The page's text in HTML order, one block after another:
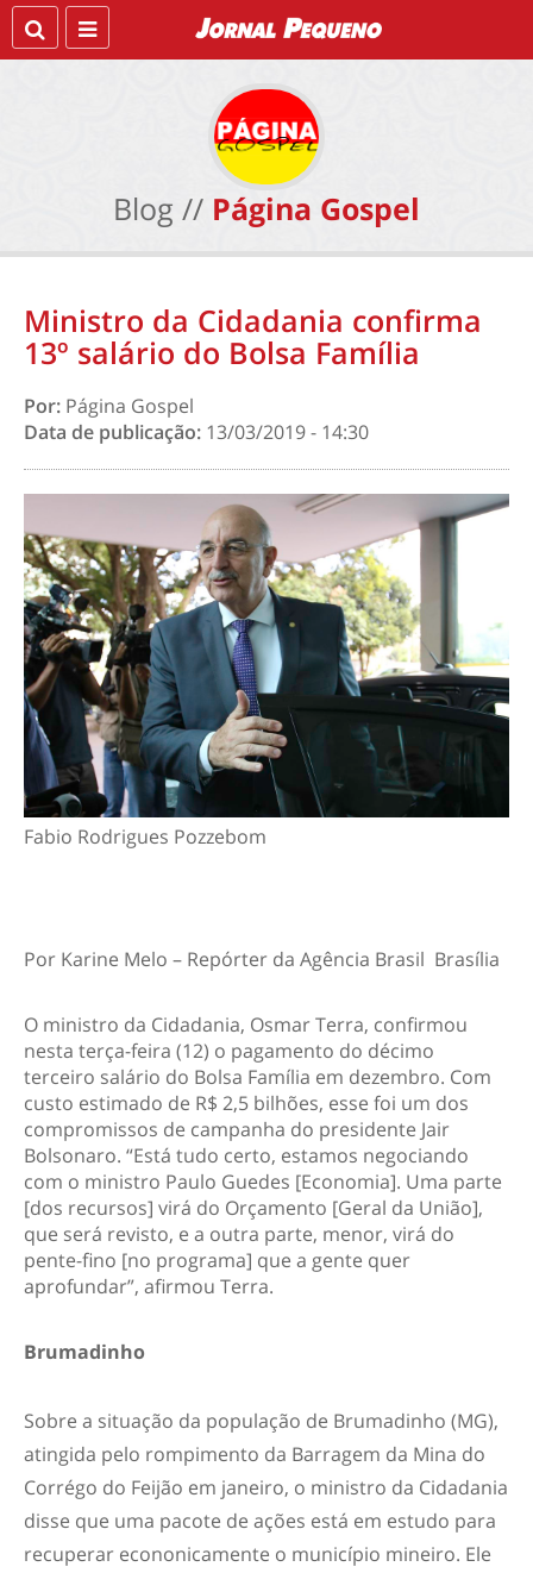
Blog // Página Gospel
Ministro da Cidadania confirma
13º salário do Bolsa Família
Por: Página Gospel
Data de publicação: 13/03/2019 - 14:30
Fabio Rodrigues Pozzebom
Por Karine Melo – Repórter da Agência Brasil Brasília
O ministro da Cidadania, Osmar Terra, confirmou
nesta terça-feira (12) o pagamento do décimo
terceiro salário do Bolsa Família em dezembro. Com
custo estimado de R$ 2,5 bilhões, esse foi um dos
compromissos de campanha do presidente Jair
Bolsonaro. “Está tudo certo, estamos negociando
com o ministro Paulo Guedes [Economia]. Uma parte
[dos recursos] virá do Orçamento [Geral da União],
que será revisto, e a outra parte, menor, virá do
pente-fino [no programa] que a gente quer
aprofundar”, afirmou Terra.
Brumadinho
Sobre a situação da população de Brumadinho (MG),
atingida pelo rompimento da Barragem da Mina do
Corrégo do Feijão em janeiro, o ministro da Cidadania
disse que uma pacote de ações está em estudo para
recuperar econonicamente o município mineiro. Ele